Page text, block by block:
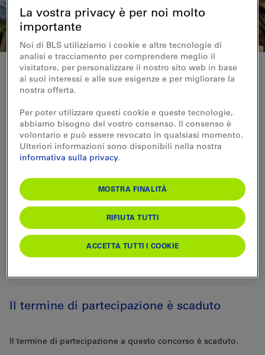
Concorso
Partecipa subito e vinci un
abbonamento generale
anno
Che si tratti di gite improvvisate o di lunghi viaggi, con
l'abbonamento generale ogni giorno diventa
un'esperienza indimenticabile. Vincete un
abbonamento generale di 2ª classe del valore di CHF
3'995.– e viaggiate tutto l'anno.
Il termine di partecipazione è scaduto
Il termine di partecipazione a questo concorso è scaduto.
La vostra privacy è per noi molto
importante
Noi di BLS utilizziamo i cookie e altre tecnologie di
analisi e tracciamento per comprendere meglio il
visitatore, per personalizzare il nostro sito web in base
ai suoi interessi e alle sue esigenze e per migliorare la
nostra offerta.
Per poter utilizzare questi cookie e queste tecnologie,
abbiamo bisogno del vostro consenso. Il consenso è
volontario e può essere revocato in qualsiasi momento.
Ulteriori informazioni sono disponibili nella nostra
informativa sulla privacy.
MOSTRA FINALITÀ
RIFIUTA TUTTI
ACCETTA TUTTI I COOKIE